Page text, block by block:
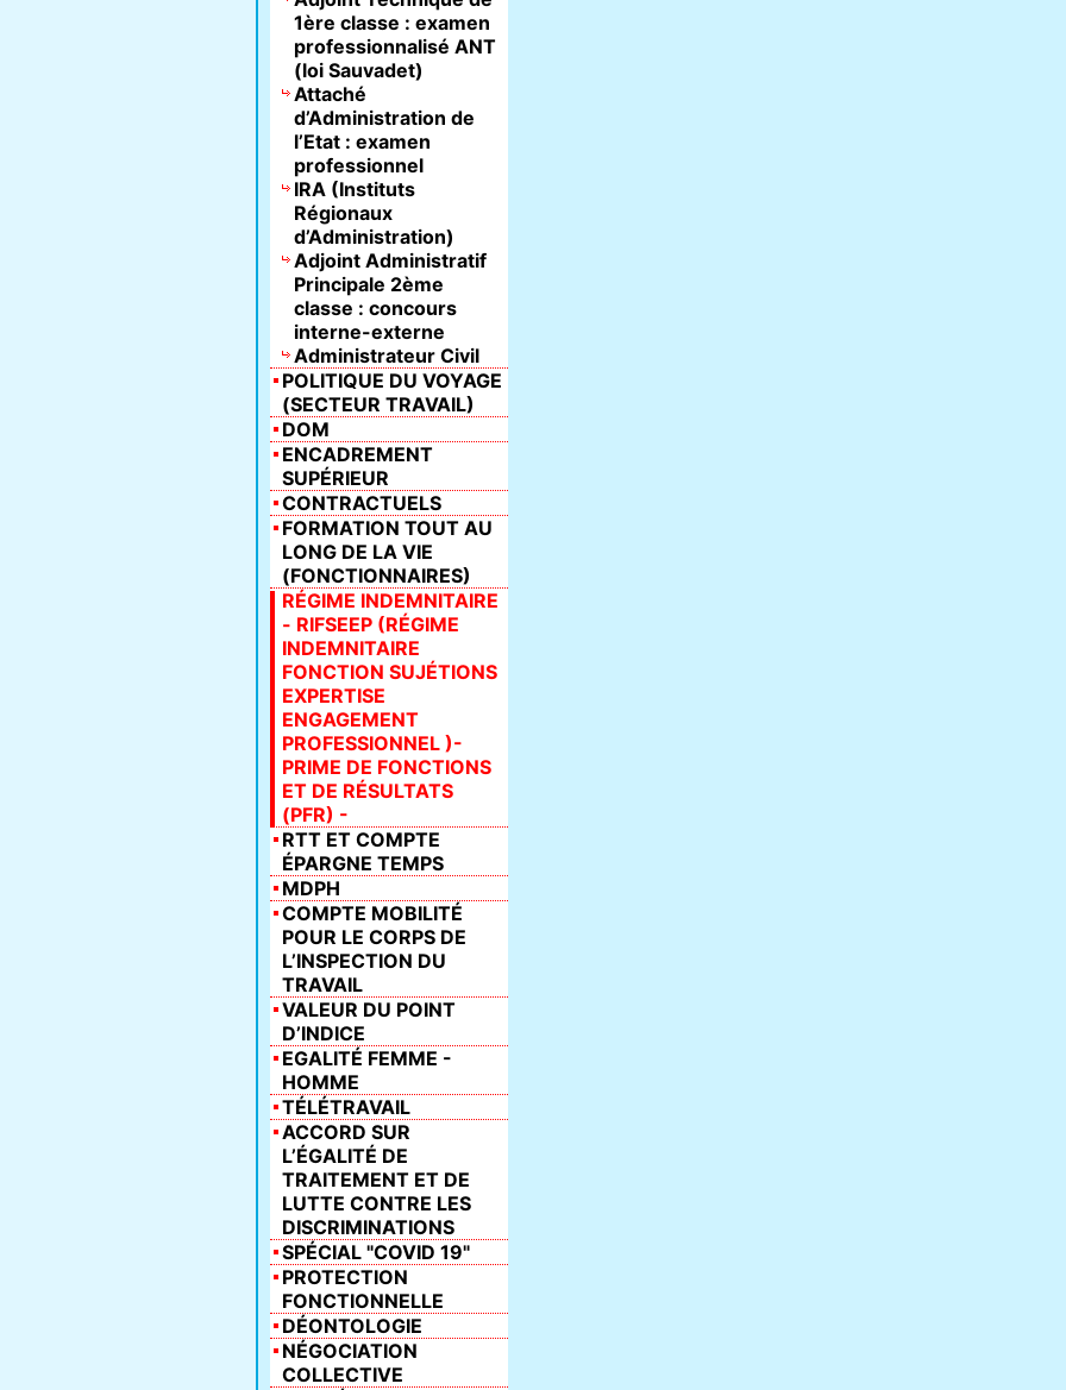
1ère classe : examen
professionnalisé ANT
(loi Sauvadet)
Attaché
d’Administration de
l’Etat : examen
professionnel
IRA (Instituts
Régionaux
d’Administration)
Adjoint Administratif
Principale 2ème
classe : concours
interne-externe
Administrateur Civil
POLITIQUE DU VOYAGE
(SECTEUR TRAVAIL)
DOM
ENCADREMENT
SUPÉRIEUR
CONTRACTUELS
FORMATION TOUT AU
LONG DE LA VIE
(FONCTIONNAIRES)
RÉGIME INDEMNITAIRE
- RIFSEEP (RÉGIME
INDEMNITAIRE
FONCTION SUJÉTIONS
EXPERTISE
ENGAGEMENT
PROFESSIONNEL )-
PRIME DE FONCTIONS
ET DE RÉSULTATS
(PFR) -
RTT ET COMPTE
ÉPARGNE TEMPS
MDPH
COMPTE MOBILITÉ
POUR LE CORPS DE
L’INSPECTION DU
TRAVAIL
VALEUR DU POINT
D’INDICE
EGALITÉ FEMME -
HOMME
TÉLÉTRAVAIL
ACCORD SUR
L’ÉGALITÉ DE
TRAITEMENT ET DE
LUTTE CONTRE LES
DISCRIMINATIONS
SPÉCIAL "COVID 19"
PROTECTION
FONCTIONNELLE
DÉONTOLOGIE
NÉGOCIATION
COLLECTIVE